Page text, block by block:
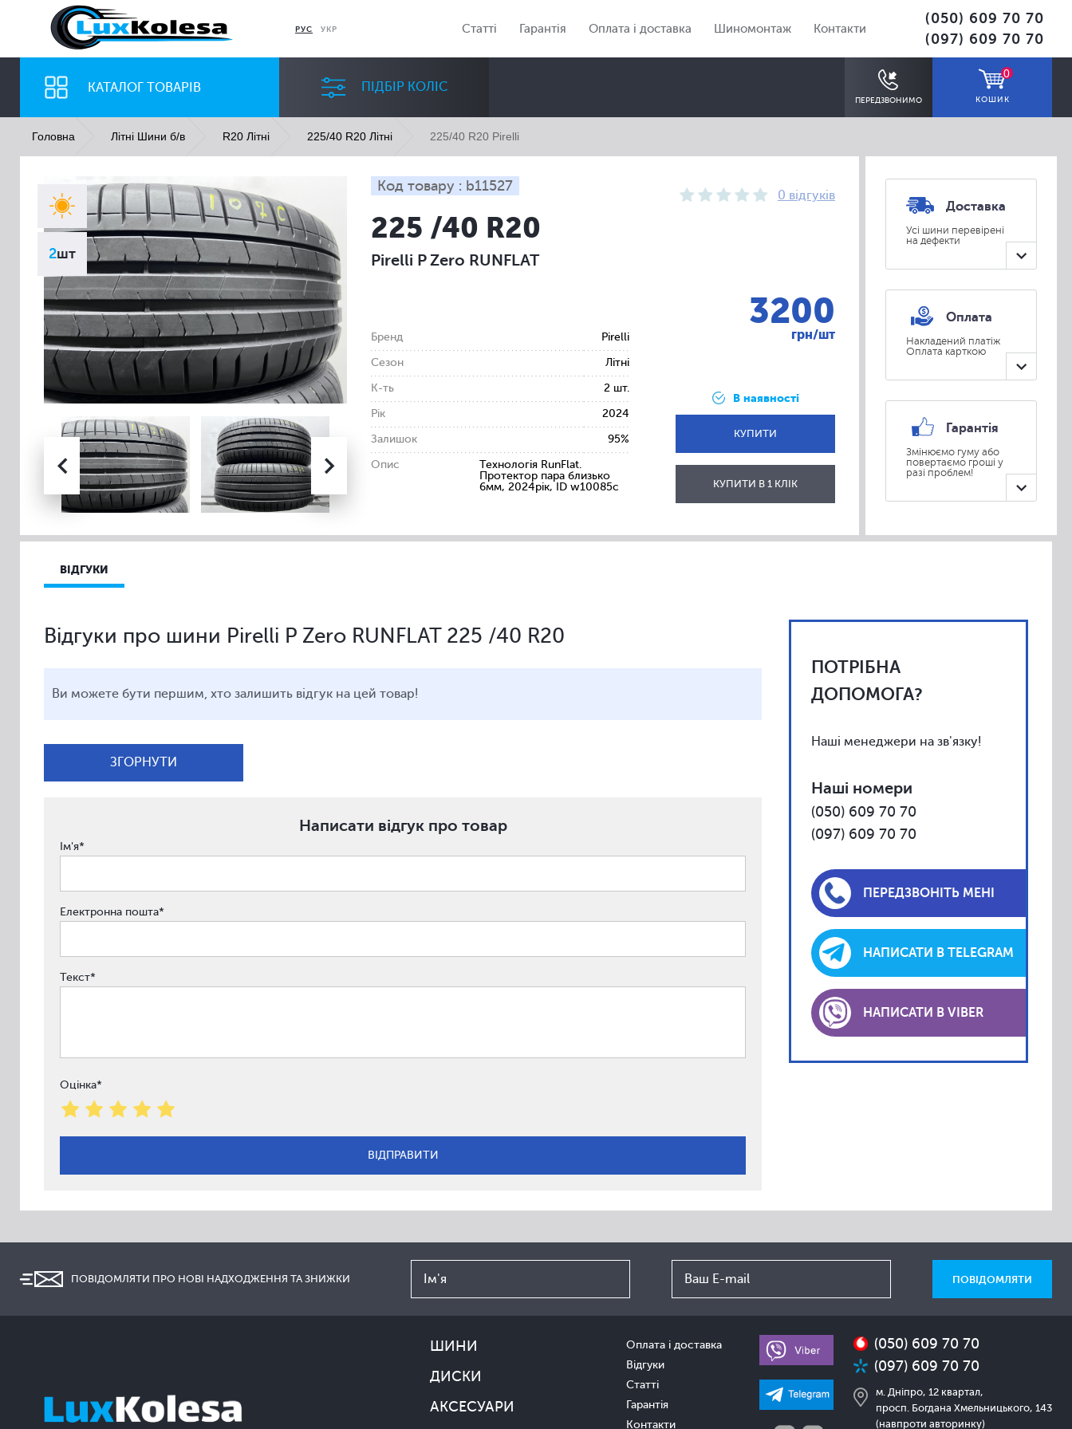
РУС УКР Статті Гарантія Оплата і доставка Шиномонтаж Контакти
(050) 609 70 70
(097) 609 70 70
КАТАЛОГ ТОВАРІВ ПІДБІР КОЛІС
ПЕРЕДЗВОНИМО
0
КОШИК
ШИНИ ДИСКИ
Ширина
Всі
Профіль
Всі
Діаметр
Всі
Сезон
Всі
Головна Літні Шини б/в R20 Літні 225/40 R20 Літні 225/40 R20 Pirelli
2шт
Код товару : b11527
0 відгуків
225 /40 R20
Pirelli P Zero RUNFLAT
Бренд Pirelli
Сезон Літні
К-ть 2 шт.
Рік 2024
Залишок 95%
Опис
Технологія RunFlat.
Протектор пара близько
6мм, 2024рік, ID w10085c
3200
грн/шт
В наявності
КУПИТИ
ВІДПРАВИТИ
КУПИТИ В 1 КЛІК
Доставка
Усі шини перевірені
на дефекти
Оплата
Накладений платіж
Оплата карткою
Гарантія
Змінюємо гуму або
повертаємо гроші у
разі проблем!
ВІДГУКИ
Відгуки про шини Pirelli P Zero RUNFLAT 225 /40 R20
Ви можете бути першим, хто залишить відгук на цей товар!
ЗГОРНУТИ
Написати відгук про товар
Ім'я*
Електронна пошта*
Текст*
Оцінка*
ПОТРІБНА
ДОПОМОГА?
Наші менеджери на зв'язку!
Наші номери
(050) 609 70 70
(097) 609 70 70
ПЕРЕДЗВОНІТЬ МЕНІ
НАПИСАТИ В TELEGRAM
НАПИСАТИ В VIBER
ПОВІДОМЛЯТИ ПРО НОВІ НАДХОДЖЕННЯ ТА ЗНИЖКИ
ШИНИ
ДИСКИ
АКСЕСУАРИ
Оплата і доставка
Відгуки
Статті
Гарантія
Контакти
(050) 609 70 70
(097) 609 70 70
м. Дніпро, 12 квартал,
просп. Богдана Хмельницького, 143
(навпроти авторинку)